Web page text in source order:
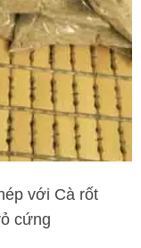
với Cà rốt
cứng